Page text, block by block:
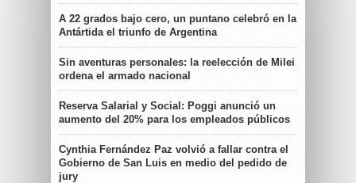
A 22 grados bajo cero, un puntano celebró en la
Antártida el triunfo de Argentina
Sin aventuras personales: la reelección de Milei
ordena el armado nacional
Reserva Salarial y Social: Poggi anunció un
aumento del 20% para los empleados públicos
Cynthia Fernández Paz volvió a fallar contra el
Gobierno de San Luis en medio del pedido de
jury